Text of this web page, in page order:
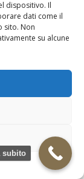
dispositivo. Il
dati come il
sito. Non
su alcune
subito